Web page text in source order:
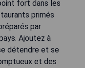
fort dans les
primés
par
Ajoutez à
détendre et se
et des